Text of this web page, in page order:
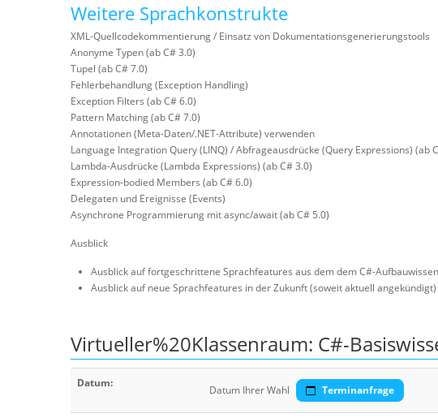
Weitere Sprachkonstrukte
XML-Quellcodekommentierung / Einsatz von Dokumentationsgenerierungstools
Anonyme Typen (ab C# 3.0)
Tupel (ab C# 7.0)
Fehlerbehandlung (Exception Handling)
Exception Filters (ab C# 6.0)
Pattern Matching (ab C# 7.0)
Annotationen (Meta-Daten/.NET-Attribute) verwenden
Language Integration Query (LINQ) / Abfrageausdrücke (Query Expressions) (ab
Lambda-Ausdrücke (Lambda Expressions) (ab C# 3.0)
Expression-bodied Members (ab C# 6.0)
Delegaten und Ereignisse (Events)
Asynchrone Programmierung mit async/await (ab C# 5.0)
Ausblick
Ausblick auf fortgeschrittene Sprachfeatures aus dem dem C#-Aufbauwissen
Ausblick auf neue Sprachfeatures in der Zukunft (soweit aktuell angekündigt)
Virtueller%20Klassenraum: C#-
Datum:
Datum Ihrer Wahl Terminanfrage